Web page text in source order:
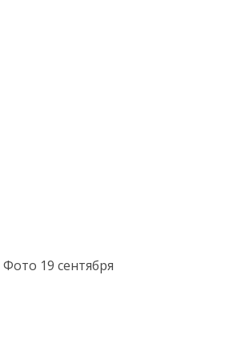
Фото 19 сентября